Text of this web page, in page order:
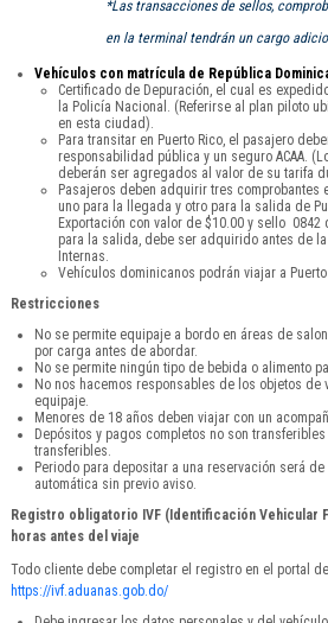
*Las transacciones de sellos,
en la terminal tendrán un cargo
Vehículos con matrícula de República
Certificado de Depuración, el cual es
la Policía Nacional. (Referirse al plan piloto
en esta ciudad).
Para transitar en Puerto Rico, el pasajero
responsabilidad pública y un seguro ACAA.
deberán ser agregados al valor de su tarifa
Pasajeros deben adquirir tres comprobantes
uno para la llegada y otro para la salida de
Exportación con valor de $10.00 y sello 0842
para la salida, debe ser adquirido antes de
Internas.
Vehículos dominicanos podrán viajar a
Restricciones
No se permite equipaje a bordo en áreas de
por carga antes de abordar.
No se permite ningún tipo de bebida o alimento
No nos hacemos responsables de los objetos
equipaje.
Menores de 18 años deben viajar con un
Depósitos y pagos completos no son
transferibles.
Periodo para depositar a una reservación será
automática sin previo aviso.
Registro obligatorio IVF (Identificación Vehicular
horas antes del viaje
Todo cliente debe completar el registro en el portal
https://ivf.aduanas.gob.do/